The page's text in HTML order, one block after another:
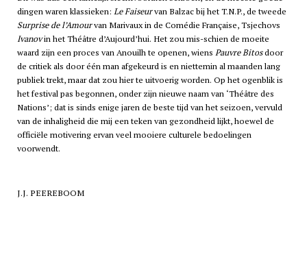
dingen waren klassieken: Le Faiseurvan Balzac bij het T.N.P., de tweede
Surprise de l’Amourvan Marivaux in de Comédie Française, Tsjechovs
Ivanovin het Théâtre d’Aujourd’hui. Het zou mis-schien de moeite
waard zijn een proces van Anouilh te openen, wiens Pauvre Bitosdoor
de critiek als door één man afgekeurd is en niettemin al maanden lang
publiek trekt, maar dat zou hier te uitvoerig worden. Op het ogenblik is
het festival pas begonnen, onder zijn nieuwe naam van ‘Théâtre des
Nations’; dat is sinds enige jaren de beste tijd van het seizoen, vervuld
van de inhaligheid die mij een teken van gezondheid lijkt, hoewel de
officiële motivering ervan veel mooiere culturele bedoelingen
voorwendt.
J.J. PEEREBOOM